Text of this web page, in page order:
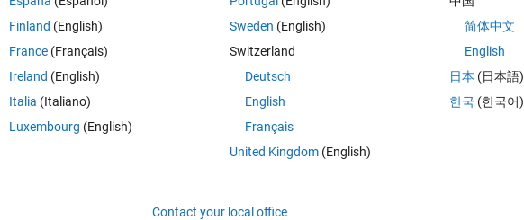
Sign in to answer this question.
Finland (English)
France (Français)
Ireland (English)
Italia (Italiano)
Luxembourg (English)
Sweden (English)
Switzerland
Deutsch
English
Français
United Kingdom(English)
简体中文
English
日本 (日本語)
한국 (한국어)
Contact your local office